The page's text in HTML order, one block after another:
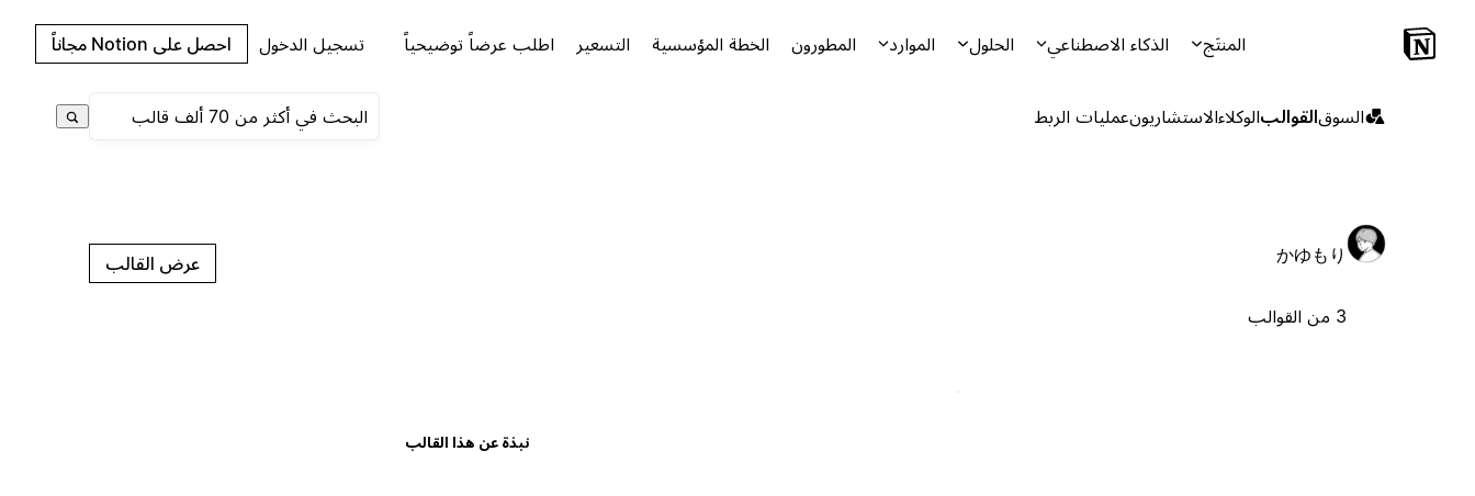
المنتَج الذكاء الاصطناعي الحلول الموارد المطورون الخطة المؤسسية التسعير اطلب عرضاً توضيحياً تسجيل الدخول احصل على Notion مجاناً
السوقالقوالبالوكلاءالاستشاريونعمليات الربط
かゆもり
3 من القوالب
عرض القالب
نبذة عن هذا القالب